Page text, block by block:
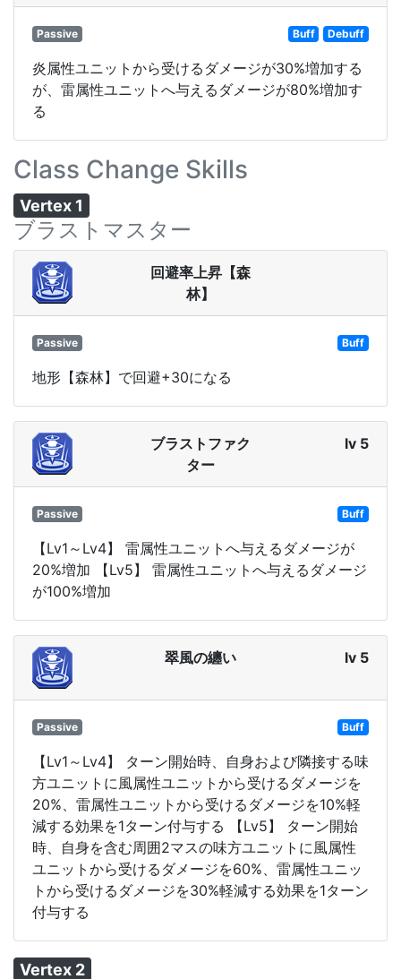
Passive Buff Debuff
炎属性ユニットから受けるダメージが30%増加する
が、雷属性ユニットへ与えるダメージが80%増加す
る
Class Change Skills
Vertex 1
ブラストマスター
回避率上昇【森
林】
Passive Buff
地形【森林】で回避+30になる
ブラストファク
ター
lv 5
Passive Buff
【Lv1～Lv4】 雷属性ユニットへ与えるダメージが
20%増加 【Lv5】 雷属性ユニットへ与えるダメージ
が100%増加
翠風の纏い lv 5
Passive Buff
【Lv1～Lv4】 ターン開始時、自身および隣接する味
方ユニットに風属性ユニットから受けるダメージを
20%、雷属性ユニットから受けるダメージを10%軽
減する効果を1ターン付与する 【Lv5】 ターン開始
時、自身を含む周囲2マスの味方ユニットに風属性
ユニットから受けるダメージを60%、雷属性ユニッ
トから受けるダメージを30%軽減する効果を1ターン
付与する
Vertex 2